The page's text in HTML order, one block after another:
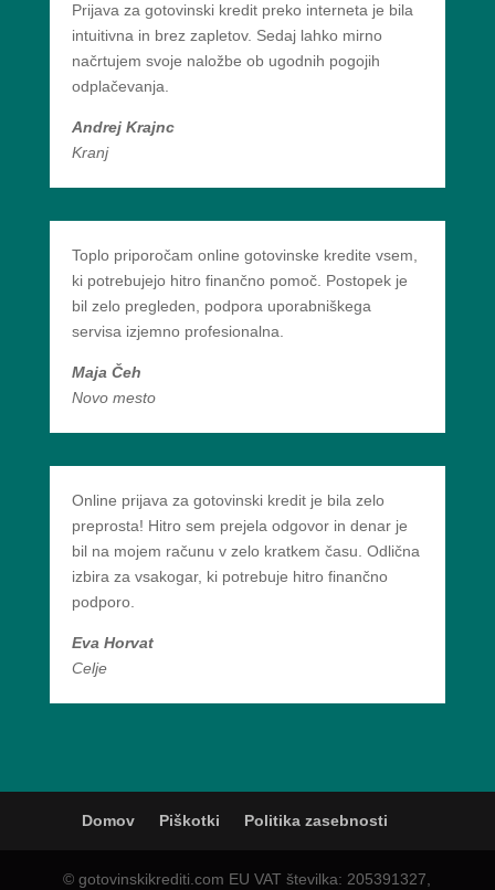
Prijava za gotovinski kredit preko interneta je bila
intuitivna in brez zapletov. Sedaj lahko mirno
načrtujem svoje naložbe ob ugodnih pogojih
odplačevanja.
Andrej Krajnc
Kranj
Toplo priporočam online gotovinske kredite vsem,
ki potrebujejo hitro finančno pomoč. Postopek je
bil zelo pregleden, podpora uporabniškega
servisa izjemno profesionalna.
Maja Čeh
Novo mesto
Online prijava za gotovinski kredit je bila zelo
preprosta! Hitro sem prejela odgovor in denar je
bil na mojem računu v zelo kratkem času. Odlična
izbira za vsakogar, ki potrebuje hitro finančno
podporo.
Eva Horvat
Celje
Domov Piškotki Politika zasebnosti
© gotovinskikrediti.com EU VAT številka: 205391327,